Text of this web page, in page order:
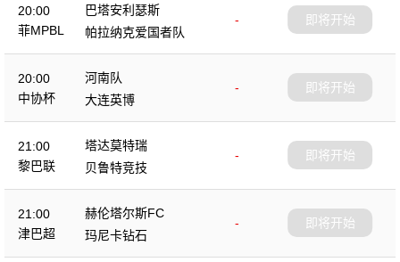
20:00
菲MPBL
巴塔安利瑟斯
-
帕拉纳克爱国者队
即将开始
20:00
中协杯
河南队
-
大连英博
即将开始
21:00
黎巴联
塔达莫特瑞
-
贝鲁特竞技
即将开始
21:00
津巴超
赫伦塔尔斯FC
-
玛尼卡钻石
即将开始